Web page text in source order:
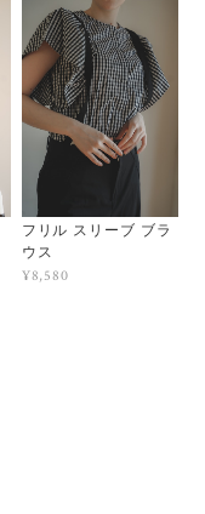
フリル スリーブ ブラ
ウス
¥8,580